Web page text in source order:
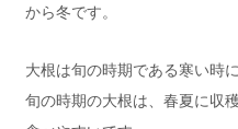
から冬です。
大根は旬の時期である寒い時
旬の時期の大根は、春夏に収